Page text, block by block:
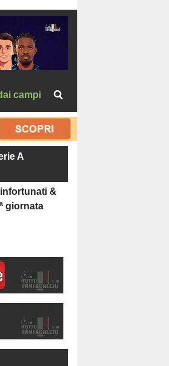
campi
A
&
giornata